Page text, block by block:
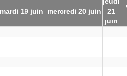
mardi 19 juin mercredi 20 juin
21
juin